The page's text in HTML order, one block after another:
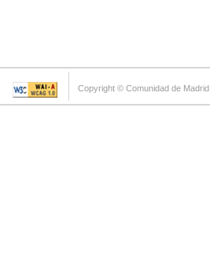
Copyright © Comunidad de Madrid.